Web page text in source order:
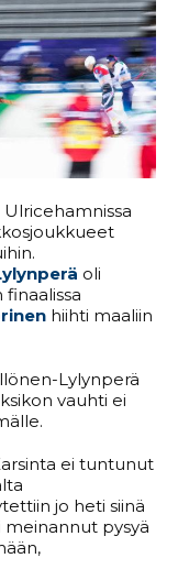
oli
hiihti maaliin
Lylynperä
vauhti ei
ei tuntunut
jo heti siinä
meinannut pysyä